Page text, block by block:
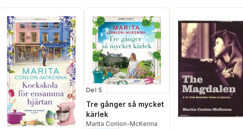
Del 5
Tre gånger så mycket
kärlek
Marita Conlon-McKenna